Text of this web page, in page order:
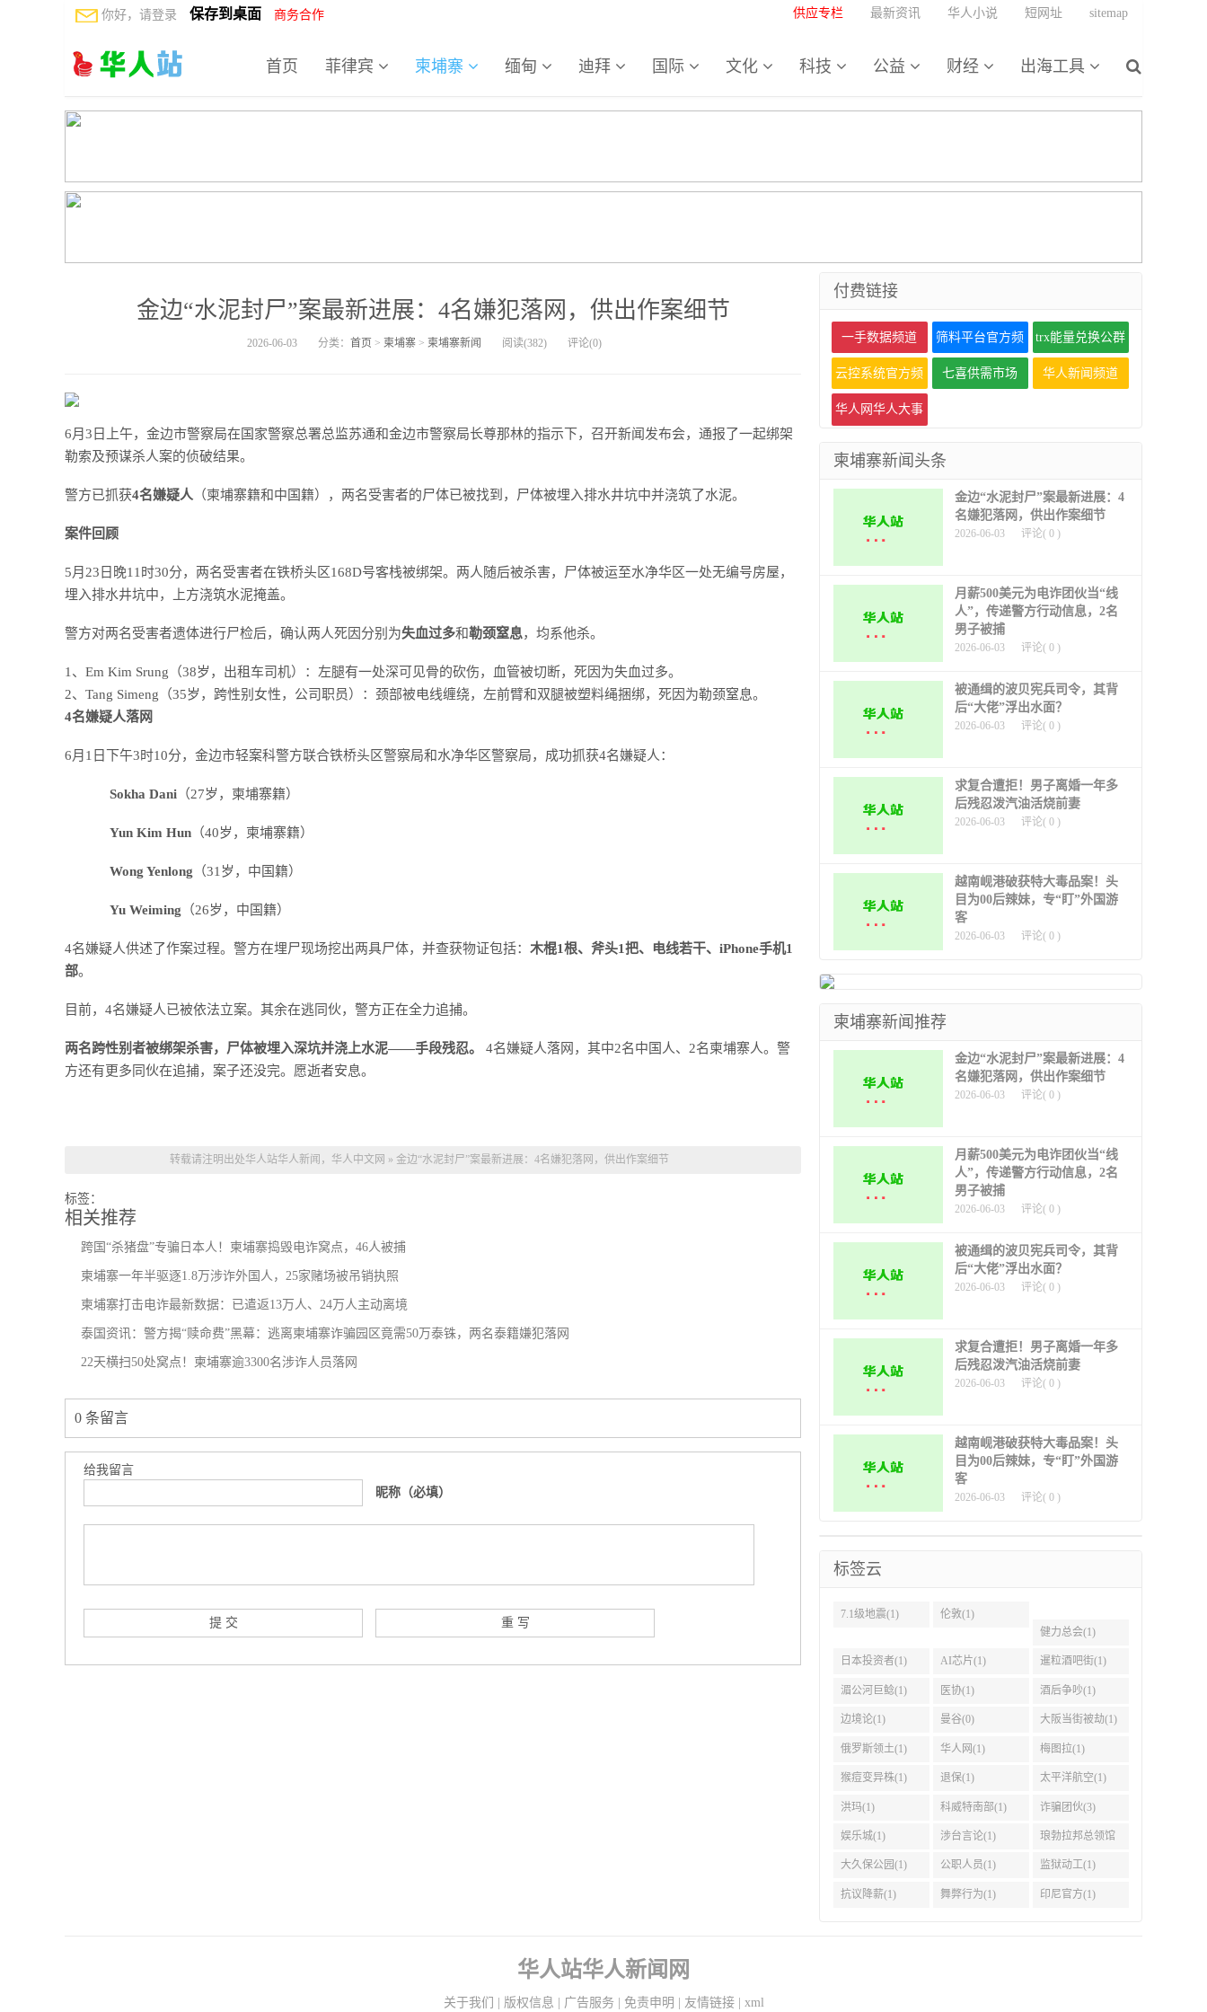
首页 菲律宾 柬埔寨 缅甸 迪拜 国际 文化 科技 公益 财经 出海工具
你好，请登录 保存到桌面 商务合作 供应专栏 最新资讯 华人小说 短网址 sitemap
金边“水泥封尸”案最新进展：4名嫌犯落网，供出作案细节
2026-06-03 分类： 首页 > 柬埔寨> 柬埔寨新闻 阅读(382) 评论(0)
6月3日上午，金边市警察局在国家警察总署总监苏通和金边市警察局长尊那林的指示下，召开新闻发布会，通报了一起绑架
勒索及预谋杀人案的侦破结果。
警方已抓获4名嫌疑人 （柬埔寨籍和中国籍），两名受害者的尸体已被找到，尸体被埋入排水井坑中并浇筑了水泥。
案件回顾
5月23日晚11时30分，两名受害者在铁桥头区168D号客栈被绑架。两人随后被杀害，尸体被运至水净华区一处无编号房屋，
埋入排水井坑中，上方浇筑水泥掩盖。
警方对两名受害者遗体进行尸检后，确认两人死因分别为失血过多和勒颈窒息，均系他杀。
1、Em Kim Srung（38岁，出租车司机）：左腿有一处深可见骨的砍伤，血管被切断，死因为失血过多。
2、Tang Simeng（35岁，跨性别女性，公司职员）：颈部被电线缠绕，左前臂和双腿被塑料绳捆绑，死因为勒颈窒息。
4名嫌疑人落网
6月1日下午3时10分，金边市轻案科警方联合铁桥头区警察局和水净华区警察局，成功抓获4名嫌疑人：
Sokha Dani （27岁，柬埔寨籍）
Yun Kim Hun （40岁，柬埔寨籍）
Wong Yenlong （31岁，中国籍）
Yu Weiming （26岁，中国籍）
4名嫌疑人供述了作案过程。警方在埋尸现场挖出两具尸体，并查获物证包括： 木棍1根、斧头1把、电线若干、iPhone手机1
部。
目前，4名嫌疑人已被依法立案。其余在逃同伙，警方正在全力追捕。
两名跨性别者被绑架杀害，尸体被埋入深坑并浇上水泥——手段残忍。
4名嫌疑人落网，其中2名中国人、2名柬埔寨人。警
方还有更多同伙在追捕，案子还没完。愿逝者安息。
转载请注明出处华人站华人新闻，华人中文网 » 金边“水泥封尸”案最新进展：4名嫌犯落网，供出作案细节
标签：
相关推荐
跨国“杀猪盘”专骗日本人！柬埔寨捣毁电诈窝点，46人被捕
柬埔寨一年半驱逐1.8万涉诈外国人，25家赌场被吊销执照
柬埔寨打击电诈最新数据：已遣返13万人、24万人主动离境
泰国资讯：警方揭“赎命费”黑幕：逃离柬埔寨诈骗园区竟需50万泰铢，两名泰籍嫌犯落网
22天横扫50处窝点！柬埔寨逾3300名涉诈人员落网
0 条留言
给我留言
昵称（必填）
付费链接
一手数据频道 筛料平台官方频
道
trx能量兑换公群
云控系统官方频
道
七喜供需市场 华人新闻频道
华人网华人大事
柬埔寨新闻头条
金边“水泥封尸”案最新进展：4
名嫌犯落网，供出作案细节
2026-06-03 评论( 0 )
月薪500美元为电诈团伙当“线
人”，传递警方行动信息，2名
男子被捕
2026-06-03 评论( 0 )
被通缉的波贝宪兵司令，其背
后“大佬”浮出水面？
2026-06-03 评论( 0 )
求复合遭拒！男子离婚一年多
后残忍泼汽油活烧前妻
2026-06-03 评论( 0 )
越南岘港破获特大毒品案！头
目为00后辣妹，专“盯”外国游
客
2026-06-03 评论( 0 )
柬埔寨新闻推荐
金边“水泥封尸”案最新进展：4
名嫌犯落网，供出作案细节
2026-06-03 评论( 0 )
月薪500美元为电诈团伙当“线
人”，传递警方行动信息，2名
男子被捕
2026-06-03 评论( 0 )
被通缉的波贝宪兵司令，其背
后“大佬”浮出水面？
2026-06-03 评论( 0 )
求复合遭拒！男子离婚一年多
后残忍泼汽油活烧前妻
2026-06-03 评论( 0 )
越南岘港破获特大毒品案！头
目为00后辣妹，专“盯”外国游
客
2026-06-03 评论( 0 )
标签云
7.1级地震(1)
伦敦(1)
健力总会(1)
日本投资者(1) AI芯片(1) 暹粒酒吧街(1)
湄公河巨鲶(1) 医协(1) 酒后争吵(1)
边境论(1) 曼谷(0) 大阪当街被劫(1)
俄罗斯领土(1) 华人网(1) 梅图拉(1)
猴痘变异株(1) 退保(1) 太平洋航空(1)
洪玛(1) 科威特南部(1) 诈骗团伙(3)
娱乐城(1) 涉台言论(1) 琅勃拉邦总领馆
(1)
大久保公园(1) 公职人员(1) 监狱动工(1)
抗议降薪(1) 舞弊行为(1) 印尼官方(1)
华人站华人新闻网
关于我们 版权信息 广告服务 免责申明 友情链接| xml